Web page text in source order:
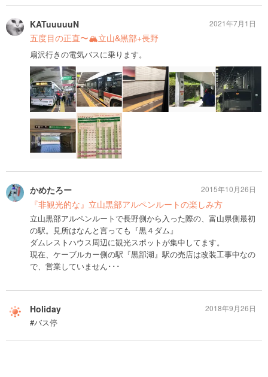
KATuuuuuN
五度目の正直〜🏔立山&黒部+長野
扇沢行きの電気バスに乗ります。
2021年7月1日
かめたろー
『非観光的な』立山黒部アルペンルートの楽しみ方
立山黒部アルペンルートで長野側から入った際の、富山県側最初
の駅。見所はなんと言っても『黒４ダム』
ダムレストハウス周辺に観光スポットが集中してます。
現在、ケーブルカー側の駅『黒部湖』駅の売店は改装工事中なの
で、営業していません･･･
2015年10月26日
Holiday
#バス停
2018年9月26日